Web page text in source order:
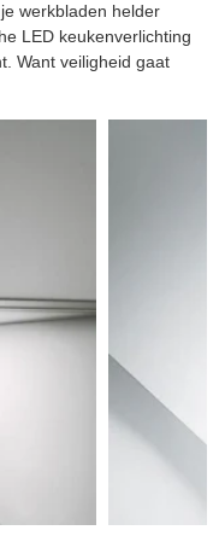
werkbladen helder
LED keukenverlichting
Want veiligheid gaat